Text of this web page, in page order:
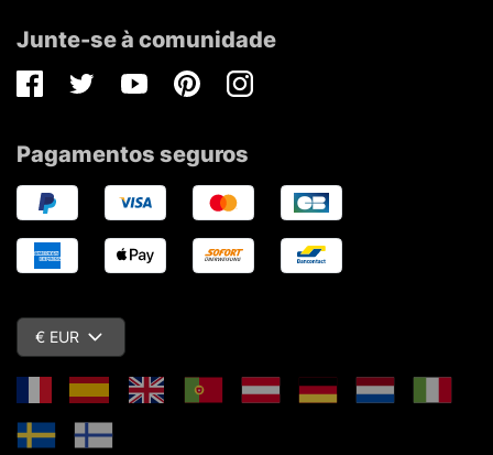
Junte-se à comunidade
FacebookTwitterYoutubePinterestInstagram
Pagamentos seguros
€ EUR